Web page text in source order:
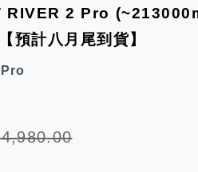
RIVER 2 Pro
預計八月尾到貨】